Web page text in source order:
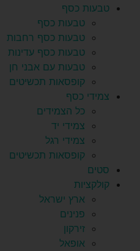
טבעות כסף
טבעות כסף
טבעות כסף רחבות
טבעות כסף עדינות
טבעות עם אבני חן
קופסאות תכשיטים
צמידי כסף
כל הצמידים
צמידי יד
צמידי רגל
קופסאות תכשיטים
סטים
קולקציות
ארץ ישראל
פנינים
זירקון
אופאל